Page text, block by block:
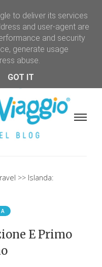
Islanda:
E Primo
to deliver its services
and user-agent are
and security
generate usage
abuse.
GOT IT